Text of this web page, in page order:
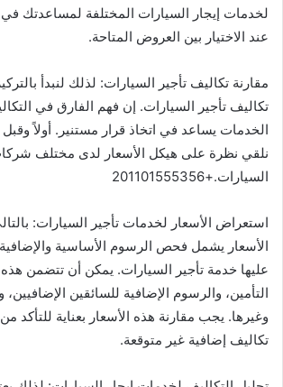
لخدمات إيجار السيارات المختلفة لمساعدتك في
عند الاختيار بين العروض المتاحة.
مقارنة تكاليف تأجير السيارات: لذلك لنبدأ
تكاليف تأجير السيارات. إن فهم الفارق في
الخدمات يساعد في اتخاذ قرار مستنير. أولاً
نلقي نظرة على هيكل الأسعار لدى مختلف
السيارات.+201101555356
استعراض الأسعار لخدمات تأجير السيارات:
الأسعار يشمل فحص الرسوم الأساسية
عليها خدمة تأجير السيارات. يمكن أن تتضمن
التأمين، والرسوم الإضافية للسائقين
وغيرها. يجب مقارنة هذه الأسعار بعناية للتأكد
تكاليف إضافية غير متوقعة.